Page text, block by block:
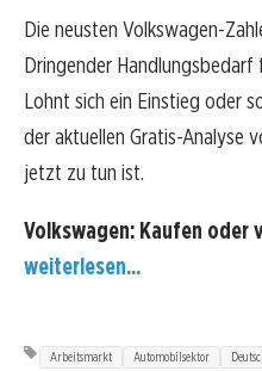
Die neusten Volkswagen-
Dringender
Lohnt sich ein Einstieg oder
der aktuellen Gratis-Analyse
jetzt zu tun ist.
Volkswagen: Kaufen oder
weiterlesen...
Arbeitsmarkt Automobilsektor